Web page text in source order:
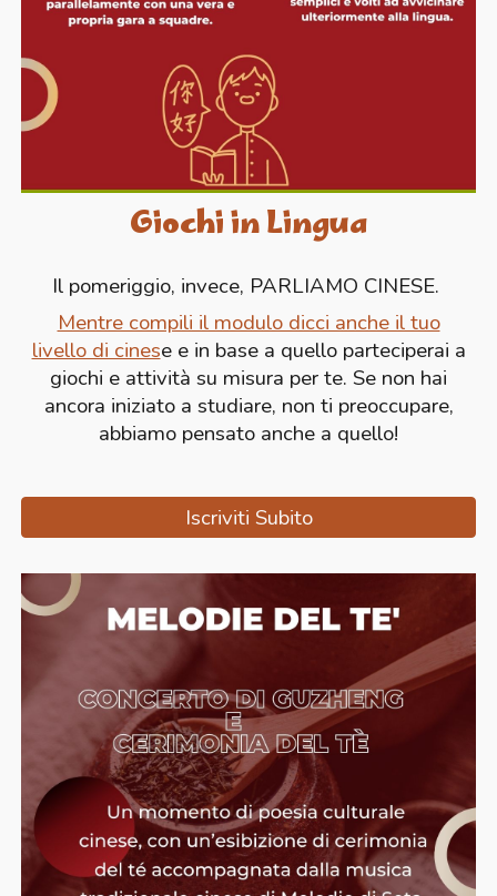
Giochi in Lingua
Il pomeriggio, invece, PARLIAMO CINESE.
Mentre compili il modulo dicci anche il tuo
livello di cinese e in base a quello parteciperai a
giochi e attività su misura per te. Se non hai
ancora iniziato a studiare, non ti preoccupare,
abbiamo pensato anche a quello!
Iscriviti Subito